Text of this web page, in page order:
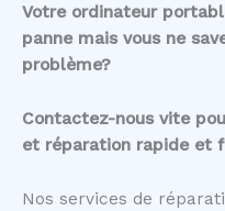
Votre ordinateur
panne mais vous ne
problème?
Contactez-nous vite
et réparation rapide et
Nos services de